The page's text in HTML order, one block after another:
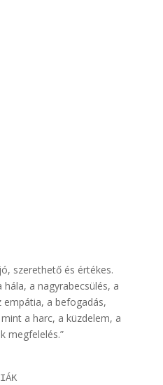
szerethető és értékes.
a nagyrabecsülés, a
empátia, a befogadás,
a harc, a küzdelem, a
megfelelés.”